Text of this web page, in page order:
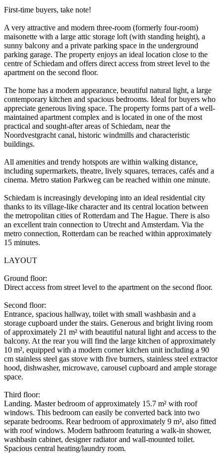
First-time buyers, take note!
A very attractive and modern three-room (formerly four-room)
maisonette with a large attic storage loft (with standing height), a
sunny balcony and a private parking space in the underground
parking garage. The property enjoys an ideal location close to the
centre of Schiedam and offers direct access from street level to the
apartment on the second floor.
The home has a modern appearance, beautiful natural light, a large
contemporary kitchen and spacious bedrooms. Ideal for buyers who
appreciate generous living space. The property forms part of a well-
maintained apartment complex and is located in one of the most
practical and sought-after areas of Schiedam, near the
Noordvestgracht canal, historic windmills and characteristic
buildings.
All amenities and trendy hotspots are within walking distance,
including supermarkets, theatre, lively squares, terraces, cafés and a
cinema. Metro station Parkweg can be reached within one minute.
Schiedam is increasingly developing into an ideal residential city
thanks to its village-like character and its central location between
the metropolitan cities of Rotterdam and The Hague. There is also
an excellent train connection to Utrecht and Amsterdam. Via the
metro connection, Rotterdam can be reached within approximately
15 minutes.
LAYOUT
Ground floor:
Direct access from street level to the apartment on the second floor.
Second floor:
Entrance, spacious hallway, toilet with small washbasin and a
storage cupboard under the stairs. Generous and bright living room
of approximately 21 m² with beautiful natural light and access to the
balcony. At the rear you will find the large kitchen of approximately
10 m², equipped with a modern corner kitchen unit including a 90
cm stainless steel gas stove with five burners, stainless steel extractor
hood, dishwasher, microwave, carousel cupboard and ample storage
space.
Third floor:
Landing. Master bedroom of approximately 15.7 m² with roof
windows. This bedroom can easily be converted back into two
separate bedrooms. Rear bedroom of approximately 9 m², also fitted
with roof windows. Modern bathroom featuring a walk-in shower,
washbasin cabinet, designer radiator and wall-mounted toilet.
Spacious central heating/laundry room.